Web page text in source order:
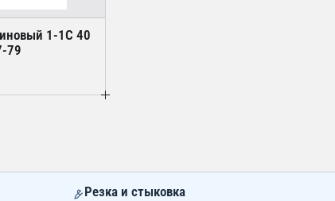
1-1С 40
79
Резка и стыковка